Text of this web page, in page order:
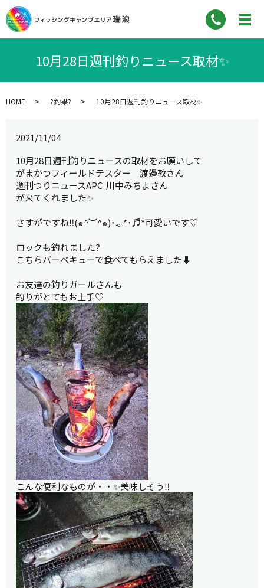
10月28日週刊釣りニュース取材✨
HOME ?釣果? 10月28日週刊釣りニュース取材✨
2021/11/04
10月28日週刊釣りニュースの取材をお願いして
がまかつフィールドテスター 渡邉敦さん
週刊つりニュースAPC 川中みちよさん
が来てくれました✨
さすがですね‼︎(๑^︶^๑)･.｡:*･♬*可愛いです♡
ロックも釣れました?
こちらバーベキューで食べてもらえました⬇️
お友達の釣りガールさんも
釣りがとてもお上手♡
こんな便利なものが・・✨美味しそう‼︎